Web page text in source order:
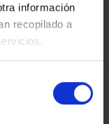
información
recopilado a